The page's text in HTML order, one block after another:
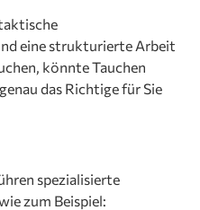
eine strukturierte Arbeit
könnte Tauchen
das Richtige für Sie
spezialisierte
zum Beispiel: